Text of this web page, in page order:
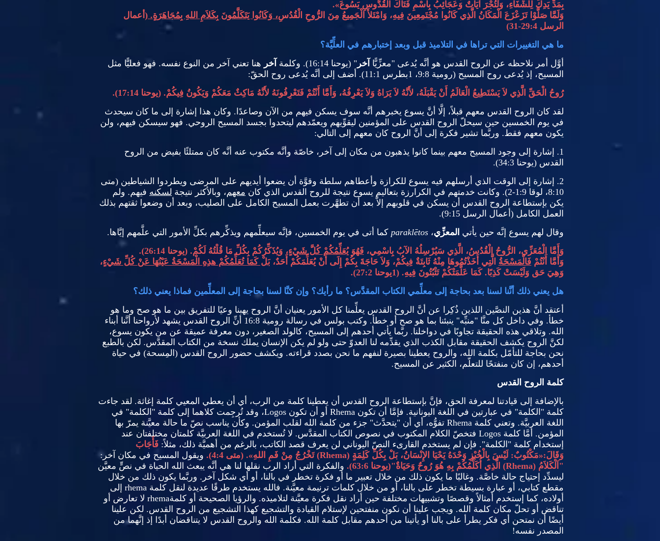
بِمَدِّ يَدِكَ لِلشِّفَاءِ، وَلْتُجْرَ آيَاتٌ وَعَجَائِبُ بِاسْمِ فَتَاكَ الْقُدُّوسِ يَسُوعَ».
وَلَمَّا صَلَّوْا تَزَعْزَعَ الْمَكَانُ الَّذِي كَانُوا مُجْتَمِعِينَ فِيهِ، وَامْتَلأَ الْجَمِيعُ مِنَ الرُّوحِ الْقُدُسِ، وَكَانُوا يَتَكَلَّمُونَ بِكَلاَمِ اللهِ بِمُجَاهَرَةٍ.
( أعمال
الرسل 29:4-31)
ما هي التغييرات التي تراها في التلاميذ قبل وبعد إختبارهم في العلِّيَّة؟
أوَّل أمر نلاحظه عن الروح القدس هو أنَّه يُدعى "معزِّيًّا آخر " (يوحنا 16:14). وكلمة آخر هنا تعني آخر من النوع نفسه. فهو فعليًّا مثل
المسيح، إذ يُدعى روح المسيح (رومية 9:8، 1بطرس 11:1). أضف إلى أنَّه يُدعى روح الحقّ:
رُوحُ الْحَقِّ الَّذِي لاَ يَسْتَطِيعُ الْعَالَمُ أَنْ يَقْبَلَهُ، لأَنَّهُ لاَ يَرَاهُ وَلاَ يَعْرِفُهُ، وَأَمَّا أَنْتُمْ فَتَعْرِفُونَهُ لأَنَّهُ مَاكِثٌ مَعَكُمْ وَيَكُونُ فِيكُمْ.
(يوحنا 17:14).
لقد كان الروح القدس معهم قبلاً، إلَّا أنَّ يسوع يخبرهم أنَّه سوف يسكن فيهم من الآن وصاعدًا . وكان هذا إشارة إلى ما كان سيحدث
في يوم الخمسين حين سيحلّ الروح القدس على المؤمنين ليقوِّيهم ويعمّدهم ليتحدوا بجسد المسيح الروحي. فهو سيسكن فيهم، ولن
يكون معهم فقط. وربَّما تشير فكرة إلى أنَّ الروح كان معهم إلى التالي:
1.
إشارة إلى وجود المسيح معهم بينما كانوا يذهبون من مكان إلى آخر، خاصّة وأنَّه مكتوب عنه أنَّه كان ممتلئًا بفيض من الروح
القدس (يوحنا 34:3).
2.
إشارة إلى الوقت الذي أرسلهم فيه يسوع للكرازة وأعطاهم سلطة وقوَّة أن يضعوا أيديهم على المرضى ويطردوا الشياطين (متى
8:10، لوقا 1:9-2). وكانت خدمتهم في الكرارزة بتعاليم يسوع نتيجة للروح القدس الذي كان معهم، وبالأكثر نتيجة لسكنه فيهم. ولم
يكن بإستطاعة الروح القدس أن يسكن في قلوبهم إلاَّ بعد أن تطهَّرت بعمل المسيح الكامل على الصليب، وبعد أن وضعوا ثقتهم بذلك
العمل الكامل ( أعمال الرسل 9:15).
وقال لهم يسوع إنَّه حين يأتي المعزِّي، paraklētos كما أتى في يوم الخمسين، فإنَّه سيعلِّمهم ويذكِّرهم بكلِّ الأمور التي علَّمهم إيَّاها.
وَأَمَّا الْمُعَزِّي، الرُّوحُ الْقُدُسُ، الَّذِي سَيُرْسِلُهُ الآبُ بِاسْمِي، فَهُوَ يُعَلِّمُكُمْ كُلَّ شَيْءٍ، وَيُذَكِّرُكُمْ بِكُلِّ مَا قُلْتُهُ لَكُمْ. (يوحنا 26:14).
وَأَمَّا أَنْتُمْ فَالْمَسْحَةُ الَّتِي أَخَذْتُمُوهَا مِنْهُ ثَابِتَةٌ فِيكُمْ، وَلاَ حَاجَةَ بِكُمْ إِلَى أَنْ يُعَلِّمَكُمْ أَحَدٌ،بَلْ كَمَا تُعَلِّمُكُمْ هذِهِ الْمَسْحَةُ عَيْنُهَا عَنْ كُلِّ شَيْءٍ،
وَهِيَ حَق وَلَيْسَتْ كَذِبًا.كَمَا عَلَّمَتْكُمْ تَثْبُتُونَ فِيهِ. (1 يوحنا 27:2).
هل يعني ذلك أنَّنا لسنا بعد بحاجة إلى معلِّمي الكتاب المقدَّس؟ ما رأيك؟ وإن كنَّا لسنا بحاجة إلى المعلِّمين فماذا يعني ذلك؟
أعتقد أنَّ هذين النصَّين اللذين ذُكِرا عن أنَّ الروح القدس يعلِّمنا كل الأمور يعنيان أنَّ الروح يهبنا وعيًا للتفريق بين ما هو صح وما هو
خطأ. وفي داخل كل منَّا "منبِّه" ينبئنا بما هو صح أو خطأ. وكتب بولس في رسالة رومية 16:8 أنِّ الروح القدس يشهد لأرواحنا أنَّنا أبناء
الله. وتلاقي هذه الحقيقة تجاوبًا في دواخلنا. ربَّما يأتي أحدهم إلى المسيح، كالولد الصغير، دون معرفة عميقة عن من يكون يسوع،
لكنَّ الروح يكشف الحقيقة مقابل الكذب الذي يقدِّمه لنا العدوّ حتى ولو لم يكن الإنسان يملك نسخة من الكتاب المقدَّس. لكن بالطبع
نحن بحاجة للتأمّل بكلمة الله، والروح يعطينا بصيرة لنفهم ما نحن بصدد قراءته. ويكشف حضور الروح القدس ( المِسحة) في حياة
أحدهم، إن كان منفتحًا للتعلّم، الكثير عن المسيح.
كلمة الروح القدس
بالإضافة إلى قيادتنا لمعرفة الحق، فإنَّ بإستطاعة الروح القدس أن يعطينا كلمة من الرب، أي أن يعطي المعيي كلمة إغاثة. لقد جاءت
كلمة " الكلمة" في عبارتين في اللغة اليونانية. فإمَّا أن تكون Rhema أو أن تكون Logos، وقد تُرجِمت كلاهما إلى كلمة " الكلمة" في
اللغة العربيَّة. وتعني كلمة Rhema تفوُّه، أي أن "يتحدَّث" جزء من كلمة الله لقلب المؤمن. وكأن يناسب نصّ ما حالة معيَّنة يمرّ بها
المؤمن. أمَّا كلمة Logos فتخصّ الكلام المكتوب في نصوص الكتاب المقدَّس. لا تُستخدم في اللغة العربيَّة كلمتان مختلفتان عند
إستخدام كلمة " الكلمة". فإن لم يستخدم القارىء النصّ اليوناني لن يعرف قصد الكاتب، بالرغم من أهميَّة ذلك، مثلاً: فَأَجَابَ
وَقَالَ:«مَكْتُوبٌ: لَيْسَ بِالْخُبْزِ وَحْدَهُ يَحْيَا الإِنْسَانُ، بَلْ بِكُلِّ كَلِمَةٍ (Rhema
) تَخْرُجُ مِنْ فَمِ اللهِ». (متى 4:4). ويقول المسيح في مكان آخر :
" اَلْكَلاَمُ (Rhema
) الَّذِي أُكَلِّمُكُمْ بِهِ هُوَ رُوحٌ وَحَيَاةٌ"(يوحنا 63:6).
والفكرة التي أراد الرب نقلها لنا هي أنَّه يبعث الله الحياة في نصٍّ معيَّن
ليسدِّد إحتياج حالة خاصَّة. وغالبًا ما يكون ذلك من خلال تعبير ما أو فكرة تخطر في بالنا، أو أي شكل آخر . وربَّما يكون ذلك من خلال
مقطع كتابي، أو عبارة بسيطة تخطر على بالنا، أو من خلال كلمات ترنيمة معيَّنة. فالله يستخدم طرقًا عديدة لنقل كلمة rhema إلى
أولاده، كما إستخدم أمثالاً وقصصًا وتشبيهات مختلفة حين أراد نقل فكرة معيَّنة لتلاميذه. والرؤيا الصحيحة أو كلمةrhema لا تعارض أو
تناقض أو تحلّ مكان كلمة الله. ويجب علينا أن نكون منفتحين لإستلام القيادة والتشجيع كهذا التشجيع من الروح القدس. لكن علينا
أيضًا أن نمتحن أي فكر يطرأ على بالنا أو يأتينا من أحدهم مقابل كلمة الله. فكلمة الله والروح القدس لا يتناقضان أبدًا إذ إنَّهما من
المصدر نفسه!